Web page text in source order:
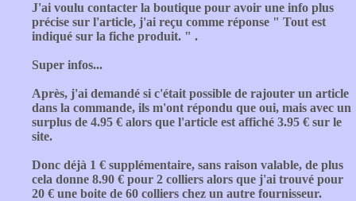
J'ai voulu contacter la boutique pour avoir une info plus
précise sur l'article, j'ai reçu comme réponse " Tout est
indiqué sur la fiche produit. " .
Super infos...
Après, j'ai demandé si c'était possible de rajouter un article
dans la commande, ils m'ont répondu que oui, mais avec un
surplus de 4.95 € alors que l'article est affiché 3.95 € sur le
site.
Donc déjà 1 € supplémentaire, sans raison valable, de plus
cela donne 8.90 € pour 2 colliers alors que j'ai trouvé pour
20 € une boite de 60 colliers chez un autre fournisseur.